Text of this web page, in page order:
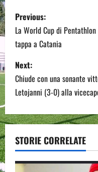
P
o
s
t
n
a
v
i
Previous:
La World Cup di
tappa a Catania
Next:
Chiude con una sonante
Letojanni (3-0) alla
STORIE CORRELATE